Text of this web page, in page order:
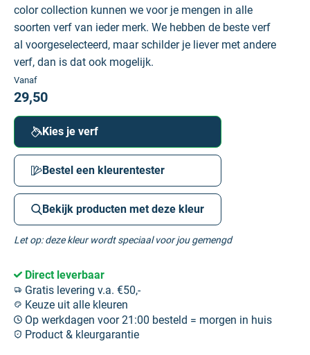
color collection kunnen we voor je mengen in alle
soorten verf van ieder merk. We hebben de beste verf
al voorgeselecteerd, maar schilder je liever met andere
verf, dan is dat ook mogelijk.
Vanaf
29,50
Kies je verf
Bestel een kleurentester
Bekijk producten met deze kleur
Let op: deze kleur wordt speciaal voor jou gemengd
Direct leverbaar
Gratis levering v.a. €50,-
Keuze uit alle kleuren
Op werkdagen voor 21:00 besteld = morgen in huis
Product & kleurgarantie